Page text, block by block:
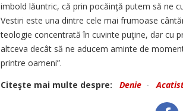
imbold lăuntric, că prin pocăinţă putem să ne
Vestiri este una dintre cele mai frumoase
teologie concentrată în cuvinte puţine, dar cu
altceva decât să ne aducem aminte de
printre oameni”.
Citeşte mai multe despre:
Denie -